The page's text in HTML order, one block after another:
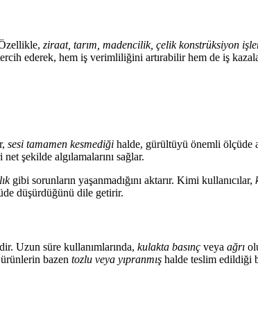
ziraat, tarım, madencilik, çelik konstrüksiyon
ederek, hem iş verimliliğini artırabilir hem de iş
sesi tamamen kesmediği halde, gürültüyü önemli ölçüde
şekilde algılamalarını sağlar.
gibi sorunların yaşanmadığını aktarır. Kimi kullanıcılar,
düşürdüğünü dile getirir.
Uzun süre kullanımlarında, kulakta basınç veya ağrı
bazen tozlu veya yıpranmış halde teslim edildiği